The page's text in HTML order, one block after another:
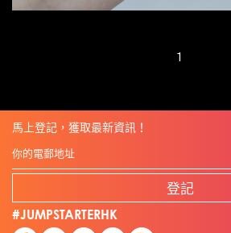
1
馬上登記，獲取最新資訊！
登記
#JUMPSTARTERHK